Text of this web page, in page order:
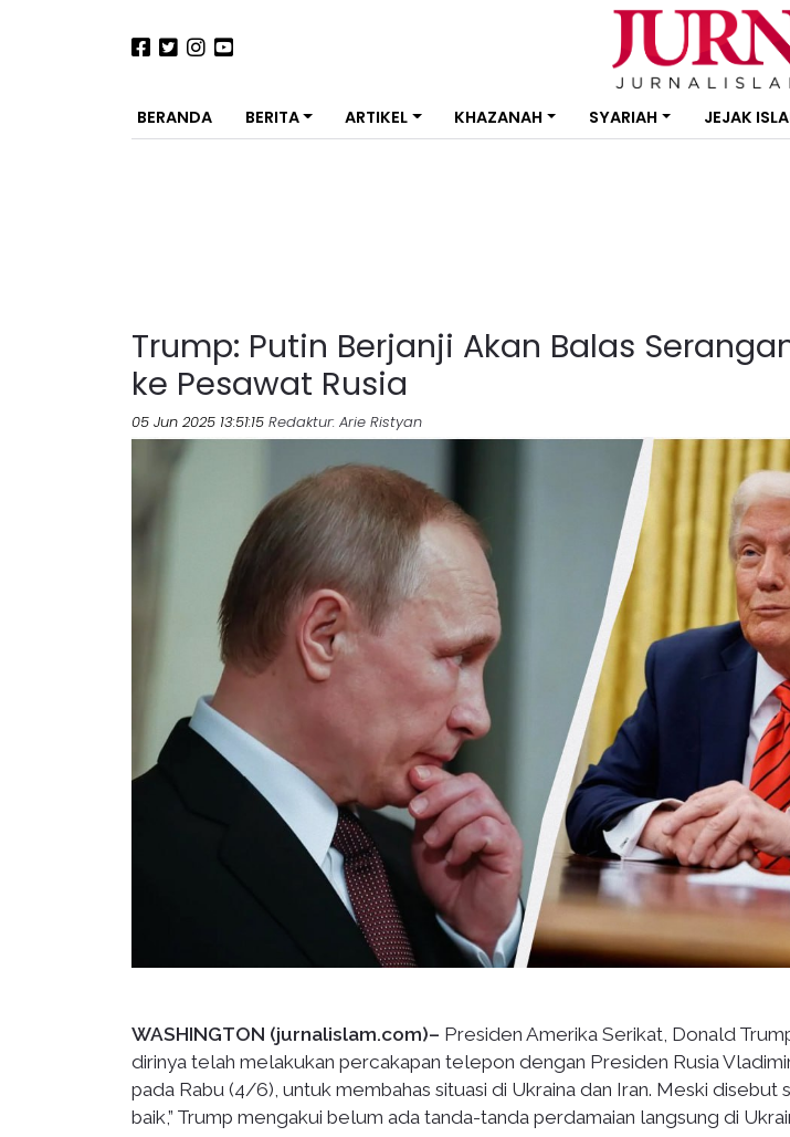
BERANDA BERITA ARTIKEL KHAZANAH SYARIAH JEJAK
Trump: Putin Berjanji Akan Balas
ke Pesawat Rusia
05 Jun 2025 13:51:15 Redaktur: Arie Ristyan
WASHINGTON (jurnalislam.com)– Presiden Amerika Serikat, Donald
dirinya telah melakukan percakapan telepon dengan Presiden Rusia
pada Rabu (4/6), untuk membahas situasi di Ukraina dan Iran. Meski disebut
baik,” Trump mengakui belum ada tanda-tanda perdamaian langsung di